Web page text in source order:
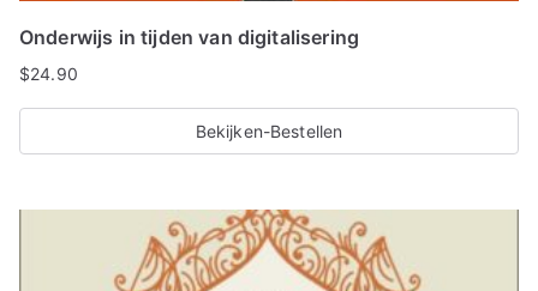
Onderwijs in tijden van digitalisering
$24.90
Bekijken-Bestellen